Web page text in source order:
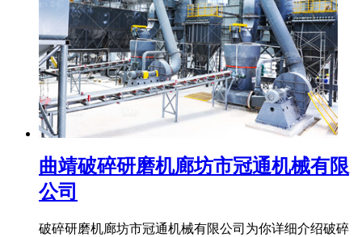
曲靖破碎研磨机廊坊市冠通机械有限
公司
破碎研磨机廊坊市冠通机械有限公司为你详细介绍破碎